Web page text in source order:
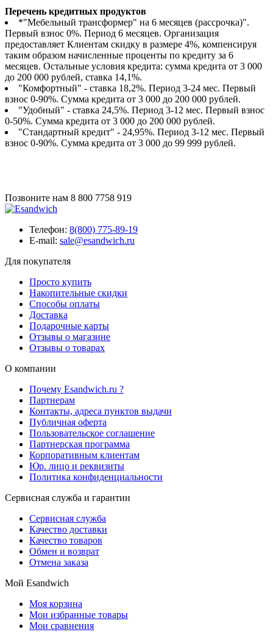
Перечень кредитных продуктов
*"Мебельный трансформер" на 6 месяцев (рассрочка)".
Первый взнос 0%. Период 6 месяцев. Организация
предоставляет Клиентам скидку в размере 4%, компенсируя
таким образом начисленные проценты по кредиту за 6
месяцев. Остальные условия кредита: сумма кредита от 3 000
до 200 000 рублей, ставка 14,1%.
"Комфортный" - ставка 18,2%. Период 3-24 мес. Первый
взнос 0-90%. Сумма кредита от 3 000 до 200 000 рублей.
"Удобный" - ставка 24,5%. Период 3-12 мес. Первый взнос
0-50%. Сумма кредита от 3 000 до 200 000 рублей.
"Стандартный кредит" - 24,95%. Период 3-12 мес. Первый
взнос 0-90%. Сумма кредита от 3 000 до 99 999 рублей.
Позвоните нам 8 800 7758 919
Телефон: 8(800) 775-89-19
E-mail: sale@esandwich.ru
Для покупателя
Просто купить
Накопительные скидки
Способы оплаты
Доставка
Подарочные карты
Отзывы о магазине
Отзывы о товарах
О компании
Почему Esandwich.ru ?
Партнерам
Контакты, адреса пунктов выдачи
Публичная оферта
Пользовательское соглашение
Партнерская программа
Корпоративным клиентам
Юр. лицо и реквизиты
Политика конфиденциальности
Сервисная служба и гарантии
Сервисная служба
Качество доставки
Качество товаров
Обмен и возврат
Отмена заказа
Мой Esandwich
Моя корзина
Мои избранные товары
Мои сравнения